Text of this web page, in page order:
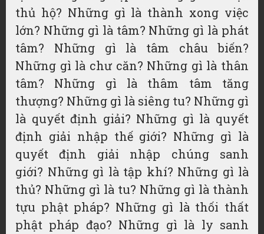
thủ hộ? Những gì là thành xong việc
lớn? Những gì là tâm? Những gì là phát
tâm? Những gì là tâm châu biến?
Những gì là chư căn? Những gì là thân
tâm? Những gì là thâm tâm tăng
thượng? Những gì là siêng tu? Những gì
là quyết định giải? Những gì là quyết
định giải nhập thế giới? Những gì là
quyết định giải nhập chúng sanh
giới? Những gì là tập khí? Những gì là
thủ? Những gì là tu? Những gì là thành
tựu phật pháp? Những gì là thối thất
phật pháp đạo? Những gì là ly sanh